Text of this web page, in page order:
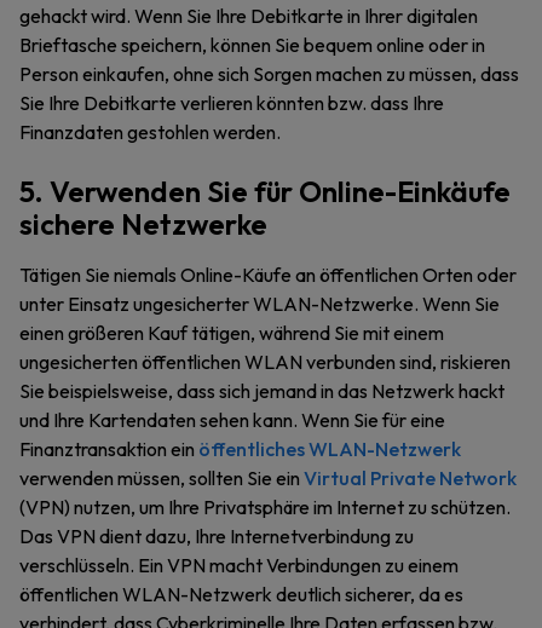
gehackt wird. Wenn Sie Ihre Debitkarte in Ihrer digitalen
Brieftasche speichern, können Sie bequem online oder in
Person einkaufen, ohne sich Sorgen machen zu müssen, dass
Sie Ihre Debitkarte verlieren könnten bzw. dass Ihre
Finanzdaten gestohlen werden.
5. Verwenden Sie für Online-Einkäufe
sichere Netzwerke
Tätigen Sie niemals Online-Käufe an öffentlichen Orten oder
unter Einsatz ungesicherter WLAN-Netzwerke. Wenn Sie
einen größeren Kauf tätigen, während Sie mit einem
ungesicherten öffentlichen WLAN verbunden sind, riskieren
Sie beispielsweise, dass sich jemand in das Netzwerk hackt
und Ihre Kartendaten sehen kann. Wenn Sie für eine
Finanztransaktion ein öffentliches WLAN-Netzwerk
verwenden müssen, sollten Sie ein Virtual Private Network
(VPN) nutzen, um Ihre Privatsphäre im Internet zu schützen.
Das VPN dient dazu, Ihre Internetverbindung zu
verschlüsseln. Ein VPN macht Verbindungen zu einem
öffentlichen WLAN-Netzwerk deutlich sicherer, da es
verhindert, dass Cyberkriminelle Ihre Daten erfassen bzw.